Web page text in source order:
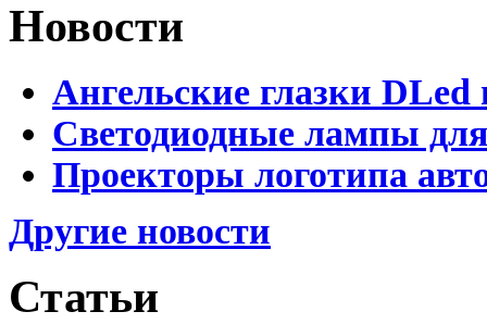
Новости
Ангельские глазки DLed
Светодиодные лампы
Проекторы логотипа
Другие новости
Статьи